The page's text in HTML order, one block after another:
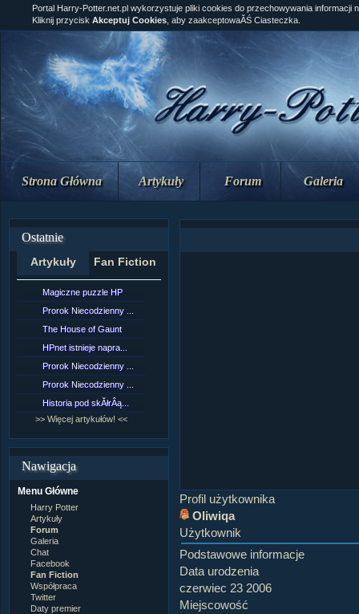
Strona Główna Artykuły Forum Galeria
Ostatnie
Artykuły Fan Fiction
Magiczne puzzle HP
Prorok Niecodzienny ...
The House of Gaunt
HPnet istnieje napra...
Prorok Niecodzienny ...
Prorok Niecodzienny ...
Historia pod skĂłrÂą...
>> Więcej artykułów! <<
Nawigacja
Menu Główne
Harry Potter
Artykuły
Forum
Galeria
Chat
Facebook
Fan Fiction
Współpraca
Twitter
Daty premier
Portal Harry-Potter.net.pl wykorzystuje pliki cookies do przechowywania informacji
Kliknij przycisk Akceptuj Cookies , aby zaakceptowaĂŚ Ciasteczka.
Profil użytkownika
Oliwiqa
Użytkownik
Podstawowe informacje
Data urodzenia
czerwiec 23 2006
Miejscowość